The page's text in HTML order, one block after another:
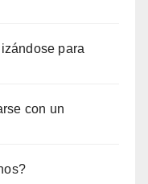
para
con un